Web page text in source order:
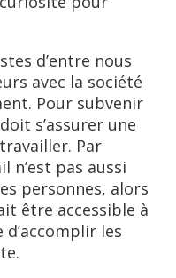
d’entre nous
avec la société
Pour subvenir
s’assurer une
Par
n’est pas aussi
personnes, alors
être accessible à
les